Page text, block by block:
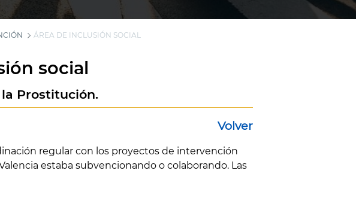
ÁREA DE INCLUSIÓN SOCIAL
social
Prostitución.
Volver
regular con los proyectos de intervención
estaba subvencionando o colaborando. Las